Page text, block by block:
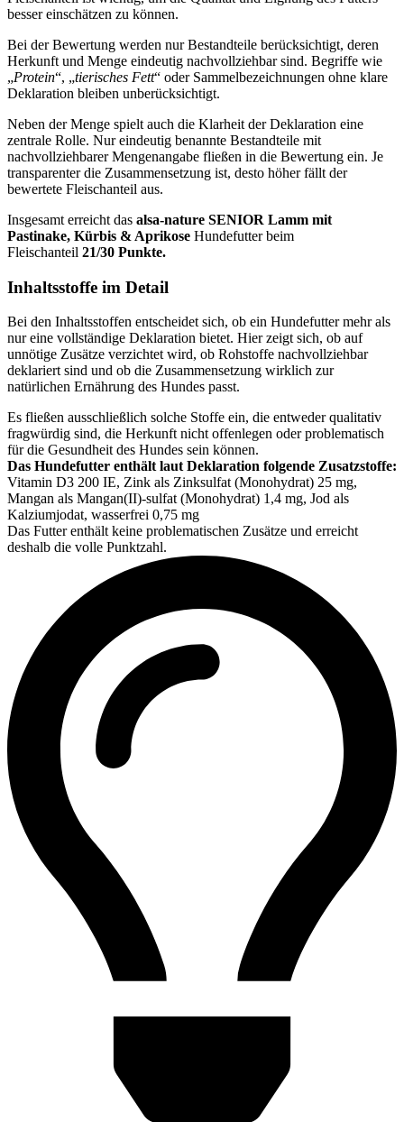
besser einschätzen zu können.
Bei der Bewertung werden nur Bestandteile berücksichtigt, deren
Herkunft und Menge eindeutig nachvollziehbar sind. Begriffe wie
„Protein“, „tierisches Fett“ oder Sammelbezeichnungen ohne klare
Deklaration bleiben unberücksichtigt.
Neben der Menge spielt auch die Klarheit der Deklaration eine
zentrale Rolle. Nur eindeutig benannte Bestandteile mit
nachvollziehbarer Mengenangabe fließen in die Bewertung ein. Je
transparenter die Zusammensetzung ist, desto höher fällt der
bewertete Fleischanteil aus.
Insgesamt erreicht das alsa-nature SENIOR Lamm mit
Pastinake, Kürbis & Aprikose Hundefutter beim
Fleischanteil 21/30 Punkte.
Inhaltsstoffe im Detail
Bei den Inhaltsstoffen entscheidet sich, ob ein Hundefutter mehr als
nur eine vollständige Deklaration bietet. Hier zeigt sich, ob auf
unnötige Zusätze verzichtet wird, ob Rohstoffe nachvollziehbar
deklariert sind und ob die Zusammensetzung wirklich zur
natürlichen Ernährung des Hundes passt.
Es fließen ausschließlich solche Stoffe ein, die entweder qualitativ
fragwürdig sind, die Herkunft nicht offenlegen oder problematisch
für die Gesundheit des Hundes sein können.
Das Hundefutter enthält laut Deklaration folgende Zusatzstoffe:
Vitamin D3 200 IE, Zink als Zinksulfat (Monohydrat) 25 mg,
Mangan als Mangan(II)-sulfat (Monohydrat) 1,4 mg, Jod als
Kalziumjodat, wasserfrei 0,75 mg
Das Futter enthält keine problematischen Zusätze und erreicht
deshalb die volle Punktzahl.